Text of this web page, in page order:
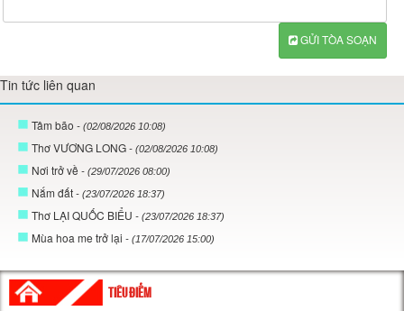
GỬI TÒA SOẠN
Tin tức liên quan
Tâm bão - (02/08/2026 10:08)
Thơ VƯƠNG LONG - (02/08/2026 10:08)
Nơi trở về - (29/07/2026 08:00)
Nắm đất - (23/07/2026 18:37)
Thơ LẠI QUỐC BIỂU - (23/07/2026 18:37)
Mùa hoa me trở lại - (17/07/2026 15:00)
TIÊU ĐIỂM